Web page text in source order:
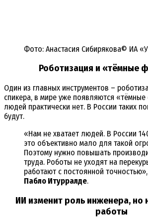
Фото: Анастасия Сибирякова© ИА
Роботизация и «тёмные
Один из главных инструментов –
спикера, в мире уже появляются «тёмные
людей практически нет. В России таких
будут.
«Нам не хватает людей. В России
это объективно мало для такой
Поэтому нужно повышать
труда. Роботы не уходят на
работают с постоянной
Пабло Итурралде.
ИИ изменит роль инженера, но
работы